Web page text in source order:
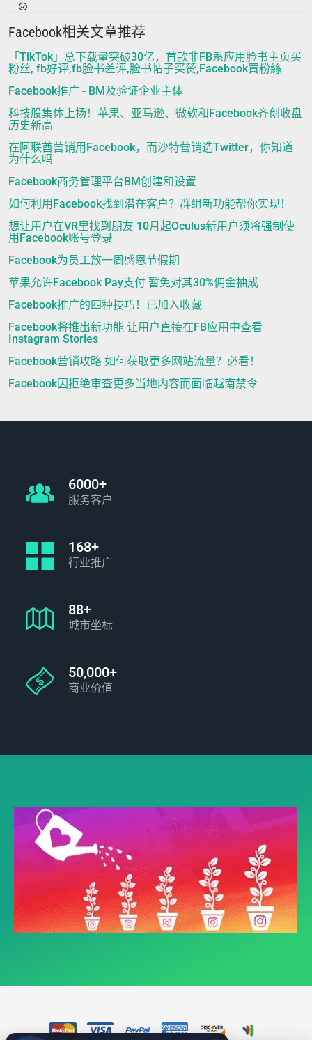
Facebook相关文章推荐
「TikTok」总下载量突破30亿，首款非FB系应用脸书主页买
粉丝, fb好评,fb脸书差评,脸书帖子买赞,Facebook買粉絲
Facebook推广 - BM及验证企业主体
科技股集体上扬！苹果、亚马逊、微软和Facebook齐创收盘
历史新高
在阿联酋营销用Facebook，而沙特营销选Twitter，你知道
为什么吗
Facebook商务管理平台BM创建和设置
如何利用Facebook找到潜在客户？群组新功能帮你实现！
想让用户在VR里找到朋友 10月起Oculus新用户须将强制使
用Facebook账号登录
Facebook为员工放一周感恩节假期
苹果允许Facebook Pay支付 暂免对其30%佣金抽成
Facebook推广的四种技巧！已加入收藏
Facebook将推出新功能 让用户直接在FB应用中查看
Instagram Stories
Facebook营销攻略 如何获取更多网站流量？必看！
Facebook因拒绝审查更多当地内容而面临越南禁令
6000+
服务客户
168+
行业推广
88+
城市坐标
50,000+
商业价值